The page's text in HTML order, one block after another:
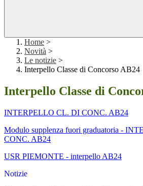
Home >
Novità >
Le notizie >
Interpello Classe di Concorso AB24
Interpello Classe di
INTERPELLO CL. DI CONC. AB24
Modulo supplenza fuori graduatoria -
CONC. AB24
USR PIEMONTE - interpello AB24
Notizie